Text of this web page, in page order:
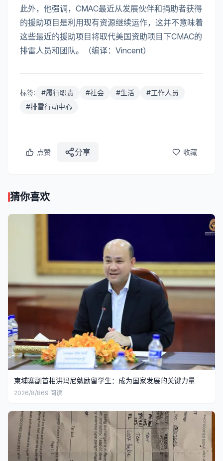
此外，他强调，CMAC最近从发展伙伴和捐助者获得
的援助项目是利用现有资源继续运作，这并不意味着
这些最近的援助项目将取代美国资助项目下CMAC的
排雷人员和团队。（编译：Vincent）
标签: #履行职责 #社会 #生活 #工作人员
#排雷行动中心
点赞 分享 收藏
猜你喜欢
柬埔寨副首相洪玛尼勉励留学生：成为国家发展的关键力量
2026/8/869 阅读